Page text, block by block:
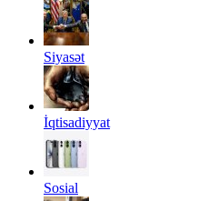
Siyasət
İqtisadiyyat
Sosial